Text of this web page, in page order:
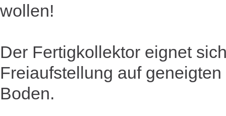
wollen!
Der Fertigkollektor eignet
Freiaufstellung auf
Boden.